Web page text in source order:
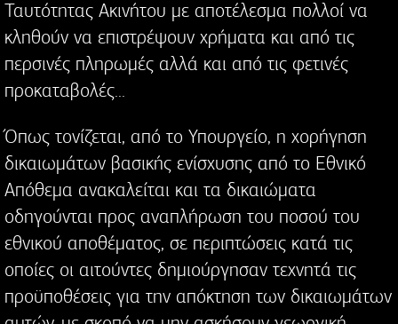
Ταυτότητας Ακινήτου με αποτέλεσμα πολλοί να
κληθούν να επιστρέψουν χρήματα και από τις
περσινές πληρωμές αλλά και από τις φετινές
προκαταβολές...
Όπως τονίζεται, από το Υπουργείο, η χορήγηση
δικαιωμάτων βασικής ενίσχυσης από το Εθνικό
Απόθεμα ανακαλείται και τα δικαιώματα
οδηγούνται προς αναπλήρωση του ποσού του
εθνικού αποθέματος, σε περιπτώσεις κατά τις
οποίες οι αιτούντες δημιούργησαν τεχνητά τις
προϋποθέσεις για την απόκτηση των δικαιωμάτων